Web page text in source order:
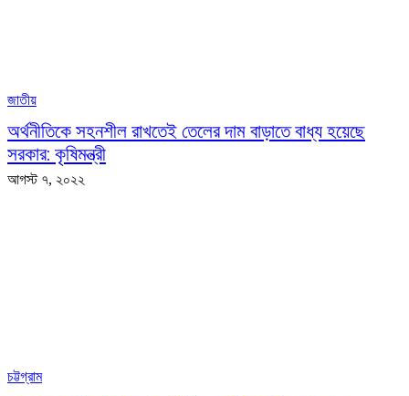
জাতীয়
অর্থনীতিকে সহনশীল রাখতেই তেলের দাম বাড়াতে বাধ্য হয়েছে
সরকার: কৃষিমন্ত্রী
আগস্ট ৭, ২০২২
চট্টগ্রাম